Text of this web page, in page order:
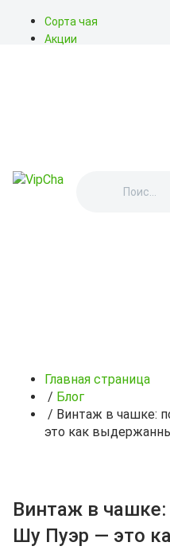
Сорта чая
Акции
Главная страница
/ Блог
/ Винтаж в чашке:
это как
Винтаж в
Шу Пуэр — это